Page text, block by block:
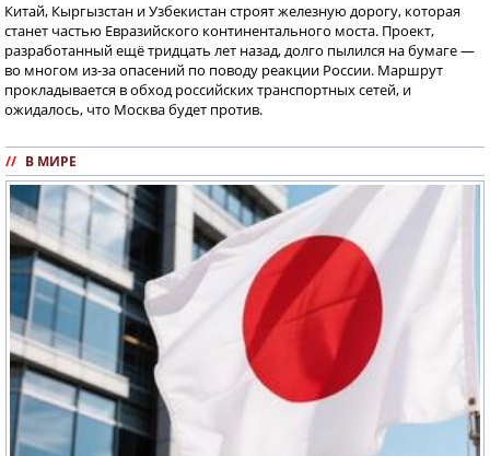
Китай, Кыргызстан и Узбекистан строят железную дорогу, которая
станет частью Евразийского континентального моста. Проект,
разработанный ещё тридцать лет назад, долго пылился на бумаге —
во многом из-за опасений по поводу реакции России. Маршрут
прокладывается в обход российских транспортных сетей, и
ожидалось, что Москва будет против.
// В МИРЕ